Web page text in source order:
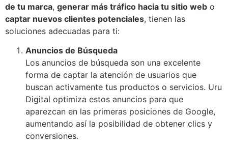
de tu marca, generar más tráfico hacia tu sitio web o
captar nuevos clientes potenciales, tienen las
soluciones adecuadas para ti:
Anuncios de Búsqueda
Los anuncios de búsqueda son una excelente
forma de captar la atención de usuarios que
buscan activamente tus productos o servicios. Uru
Digital optimiza estos anuncios para que
aparezcan en las primeras posiciones de Google,
aumentando así la posibilidad de obtener clics y
conversiones.